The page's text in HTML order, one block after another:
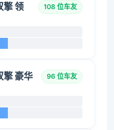
擎 领
108 位车友
擎 豪华
96 位车友